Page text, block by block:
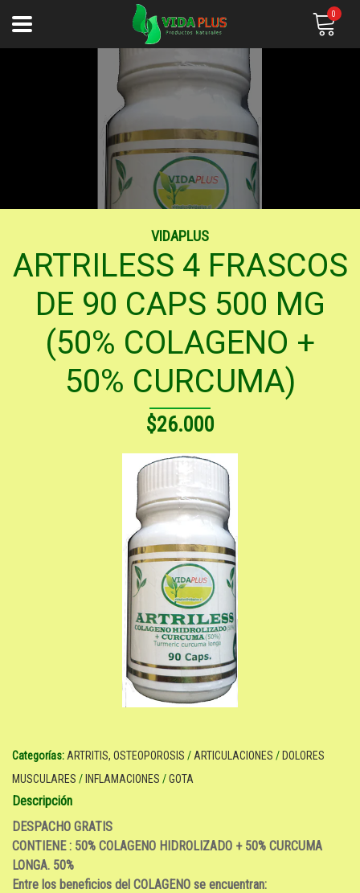
0
VIDAPLUS
ARTRILESS 4 FRASCOS
DE 90 CAPS 500 MG
(50% COLAGENO +
50% CURCUMA)
$26.000
Categorías: ARTRITIS, OSTEOPOROSIS / ARTICULACIONES / DOLORES
MUSCULARES / INFLAMACIONES /GOTA
Descripción
DESPACHO GRATIS
CONTIENE : 50% COLAGENO HIDROLIZADO + 50% CURCUMA
LONGA. 50%
Entre los beneficios del COLAGENO se encuentran: